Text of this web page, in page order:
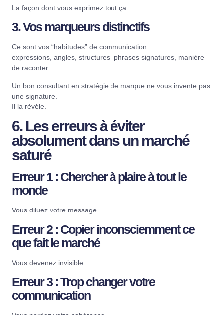
La façon dont vous exprimez tout ça.
3. Vos marqueurs distinctifs
Ce sont vos “habitudes” de communication :
expressions, angles, structures, phrases signatures, manière
de raconter.
Un bon consultant en stratégie de marque ne vous invente pas
une signature.
Il la révèle.
6. Les erreurs à éviter
absolument dans un marché
saturé
Erreur 1 : Chercher à plaire à tout le
monde
Vous diluez votre message.
Erreur 2 : Copier inconsciemment ce
que fait le marché
Vous devenez invisible.
Erreur 3 : Trop changer votre
communication